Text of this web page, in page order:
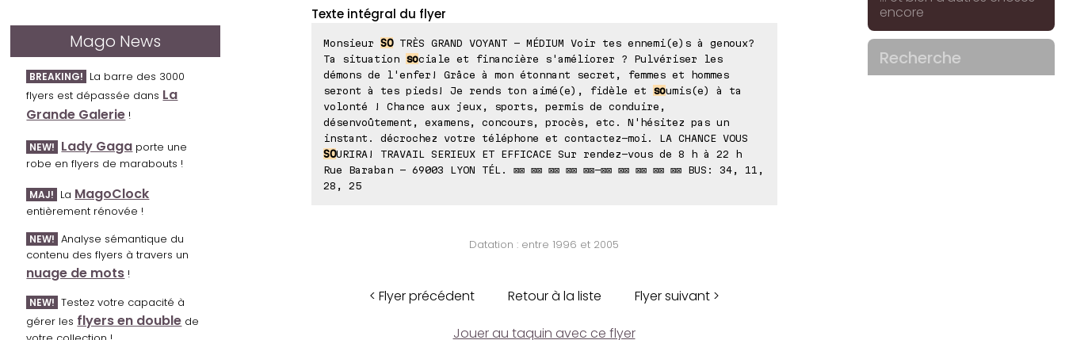
Mago News
BREAKING! La barre des 3000
flyers est dépassée dans La
Grande Galerie !
NEW! Lady Gaga porte une
robe en flyers de marabouts !
MAJ! La MagoClock
entièrement rénovée !
NEW! Analyse sémantique du
contenu des flyers à travers un
nuage de mots !
NEW! Testez votre capacité à
gérer les flyers en double de
Texte intégral du flyer
Monsieur SOTRÈS GRAND VOYANT - MÉDIUM Voir tes ennemi(e)s à genoux?
Ta situation
sociale et financière s'améliorer ? Pulvériser les
démons de l'enfer! Grâce à mon étonnant secret, femmes et hommes
seront à tes pieds! Je rends ton aimé(e), fidèle et
soumis(e) à ta
volonté ! Chance aux jeux, sports, permis de conduire,
désenvoûtement, examens, concours, procès, etc. N'hésitez pas un
instant. décrochez votre téléphone et contactez-moi. LA CHANCE VOUS
SOURIRA! TRAVAIL SERIEUX ET EFFICACE Sur rendez-vous de 8 h à 22 h
Rue Baraban - 69003 LYON TÉL. ⊠⊠ ⊠⊠ ⊠⊠ ⊠⊠ ⊠⊠-⊠⊠ ⊠⊠ ⊠⊠ ⊠⊠ ⊠⊠ BUS: 34, 11,
28, 25
Datation : entre 1996 et 2005
< Flyer précédent Retour à la liste Flyer suivant >
Jouer au taquin avec ce flyer
encore
Recherche